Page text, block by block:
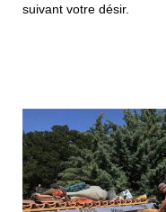
suivant votre désir.